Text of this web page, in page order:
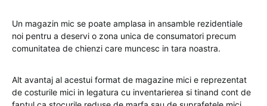
Un magazin mic se poate amplasa in ansamble rezidentiale
noi pentru a deservi o zona unica de consumatori precum
comunitatea de chienzi care muncesc in tara noastra.
Alt avantaj al acestui format de magazine mici e reprezentat
de costurile mici in legatura cu inventarierea si tinand cont de